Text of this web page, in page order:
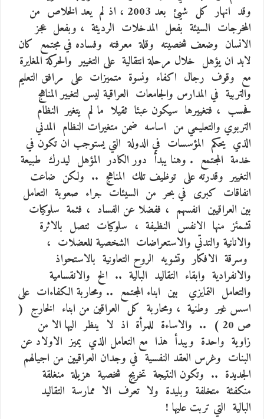
وقد انهار كل شيئ بعد 2003 ، اذ لم يعد الخلاص من
المخرجات السيئة بفعل المدخلات الرديئة ، وبفعل عجز
الانسان وضعف شخصيته وقلة معرفته وفساده في مجتمع كان
لابد ان يؤهل خلال مرحلة انتقالية على التغيير والحركة المغايرة
مع وقوف رجال اكفاء ونسوة متميزات على مرافق التعليم
والتربية في المدارس والجامعات العراقية ليس لتغيير المناهج
فحسب ، فتغييرها سيكون عبئا ثقيلا ما لم يتغير النظام
التربوي والتعليمي من اساسه ضمن متغيرات النظام المدني
الذي يحكم المؤسسات في الدولة التي يستوجب ان تكون في
خدمة المجتمع . وهنا يبدأ دور الكادر المؤهل ليدرك طبيعة
التغيير وقدرته على توظيف تلك المناهج .. ولكن ضاعت
انفاقات كبرى في بحر من السيئات جراء صعوبة التعامل
بين العراقيين انفسهم ، ففضلا عن الفساد ، فثمة سلوكيات
تشمئز منها الانفس النظيفة ، سلوكيات تتصل بالاثرة
والانانية والتدنّي والاستعراضات الشخصية للعضلات ،
وسرقة الافكار وتشويه الروح التعاونية بالاستحواذ
والانفرادية وابقاء التقاليد البالية .. الخ والانقسامية
والتعامل التمايزي بين ابناء المجتمع .. ومحاربة الكفاءات على
اسس غير وطنية ، ومحاربة كل العراقين من ابناء الخارج (
ص 20 ) .. والاساءة للمرأة اذ لا ينظر اليها الا من
زاوية واحدة ويبدأ هذا مع التعامل الذي يميز الاولاد عن
البنات وغرس العقد النفسية في وجدان العراقيين من اجيالهم
الجديدة .. وتكون النتيجة تخريج شخصية هزيلة منغلقة
منكفئة متخلفة وبليدة ولا تعرف الا ممارسة التقاليد
البالية التي تربت عليها !